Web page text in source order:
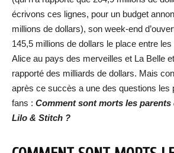
écrivons ces lignes, pour un budget
millions de dollars), son week-end
145,5 millions de dollars le place entre
Alice au pays des merveilles et La Belle
rapporté des milliards de dollars. Mais
après ce succès a une des questions les
fans : Comment sont morts les
Lilo & Stitch ?